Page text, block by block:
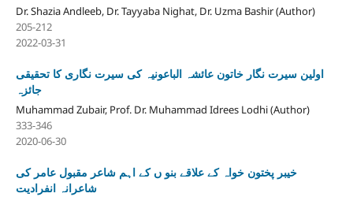
Dr. Shazia Andleeb, Dr. Tayyaba Nighat, Dr. Uzma Bashir (Author)
205-212
2022-03-31
اولین سیرت نگار خاتون عائشہ الباعونیہ کی سیرت نگاری کا تحقیقی
جائزہ
Muhammad Zubair, Prof. Dr. Muhammad Idrees Lodhi (Author)
333-346
2020-06-30
خیبر پختون خواہ کے علاقے بنو ں کے اہم شاعر مقبول عامر کی
شاعرانہ انفرادیت